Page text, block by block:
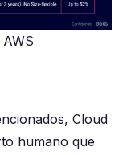
Cloud
humano que